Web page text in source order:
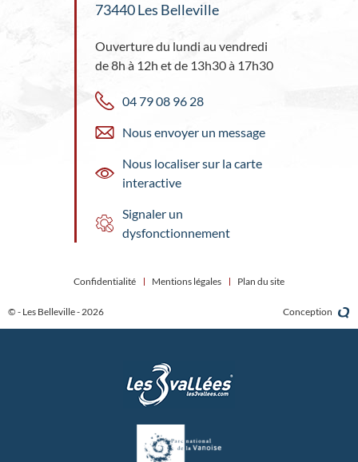
73440 Les Belleville
Ouverture du lundi au vendredi
de 8h à 12h et de 13h30 à 17h30
04 79 08 96 28
Nous envoyer un message
Nous localiser sur la carte
interactive
Signaler un
dysfonctionnement
© - Les Belleville - 2026
Confidentialité Mentions légales Plan du site
Conception